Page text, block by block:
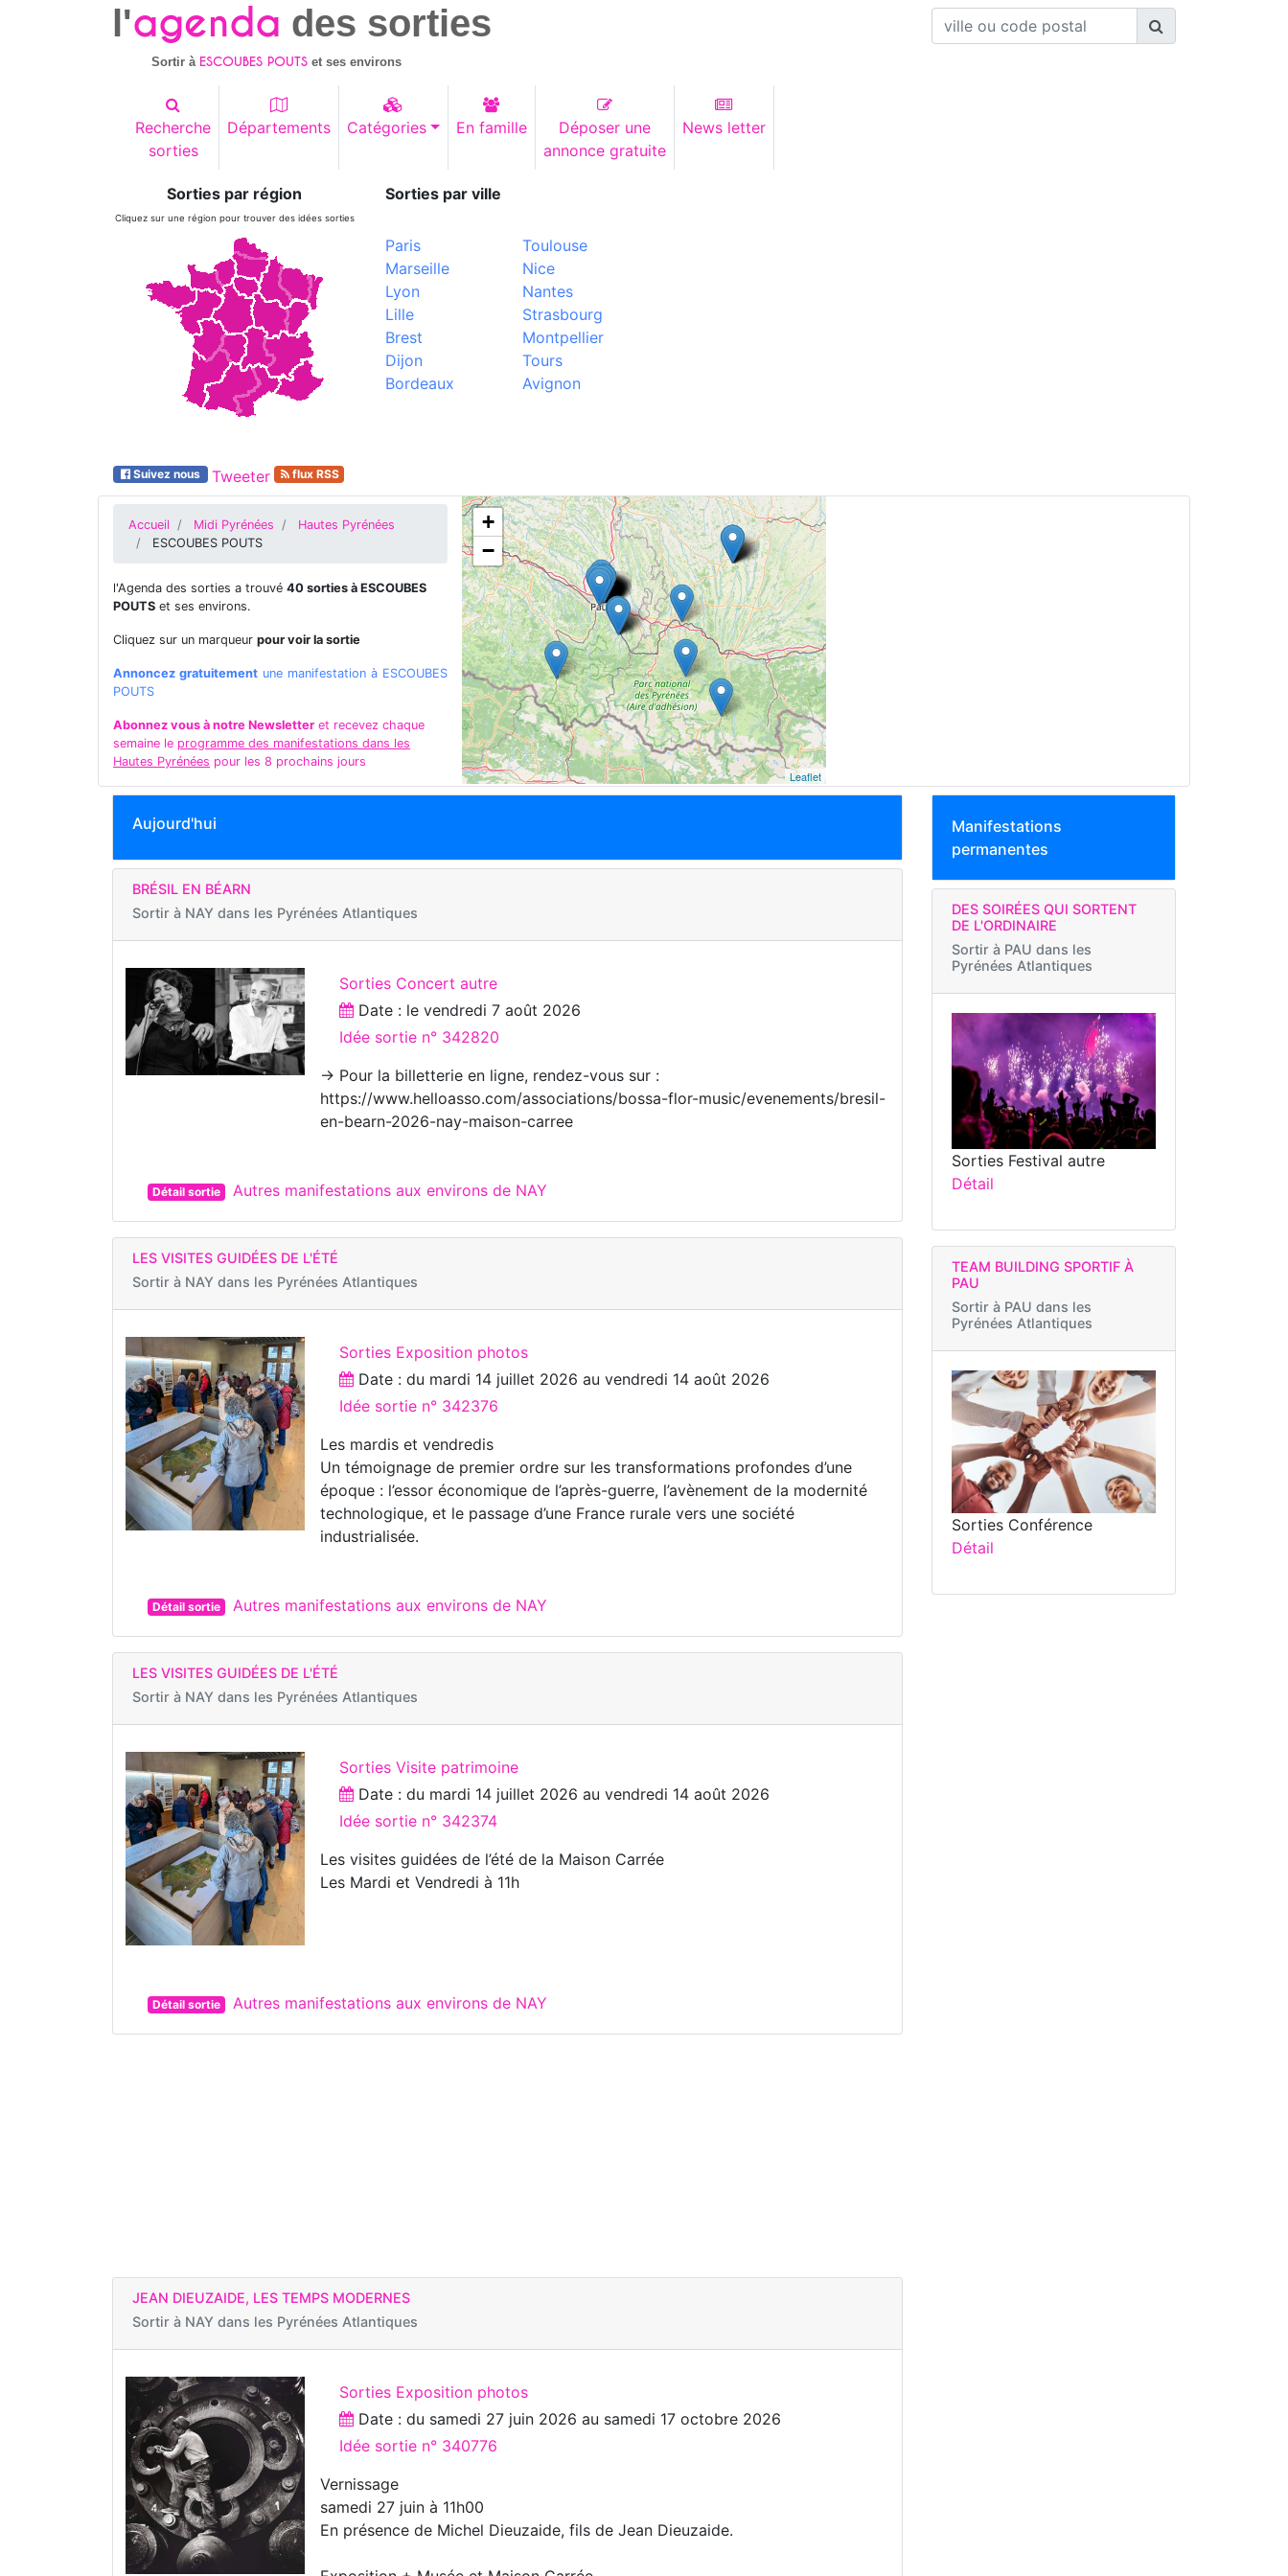
l'agenda des sorties
Sortir à ESCOUBES POUTS et ses environs
Recherche
sorties
Départements Catégories En famille
Déposer une
annonce gratuite
News letter
Sorties par région
Cliquez sur une région pour trouver des idées sorties
Sorties par ville
Paris
Marseille
Lyon
Lille
Brest
Dijon
Bordeaux
Toulouse
Nice
Nantes
Strasbourg
Montpellier
Tours
Avignon
Suivez nous Tweeter flux RSS
Accueil Midi Pyrénées
Hautes Pyrénées
ESCOUBES POUTS
l'Agenda des sorties a trouvé 40 sorties à ESCOUBES
POUTS et ses environs.
Cliquez sur un marqueur pour voir la sortie
Annoncez gratuitement une manifestation à ESCOUBES
POUTS
Abonnez vous à notre Newsletter et recevez chaque
semaine le programme des manifestations dans les
Hautes Pyrénées pour les 8 prochains jours
+
−
Leaflet
Aujourd'hui
BRÉSIL EN BÉARN
Sortir à NAY dans les Pyrénées Atlantiques
Sorties Concert autre
Date : levendredi 7 août 2026
Idée sortie n° 342820
→ Pour la billetterie en ligne, rendez-vous sur :
https://www.helloasso.com/associations/bossa-flor-music/evenements/bresil-
en-bearn-2026-nay-maison-carree
Détail sortie Autres manifestations aux environs de NAY
LES VISITES GUIDÉES DE L'ÉTÉ
Sortir à NAY dans les Pyrénées Atlantiques
Sorties Exposition photos
Date : du mardi 14 juillet 2026 auvendredi 14 août 2026
Idée sortie n° 342376
Les mardis et vendredis
Un témoignage de premier ordre sur les transformations profondes d’une
époque : l’essor économique de l’après-guerre, l’avènement de la modernité
technologique, et le passage d’une France rurale vers une société
industrialisée.
Détail sortie Autres manifestations aux environs de NAY
LES VISITES GUIDÉES DE L'ÉTÉ
Sortir à NAY dans les Pyrénées Atlantiques
Sorties Visite patrimoine
Date : du mardi 14 juillet 2026 auvendredi 14 août 2026
Idée sortie n° 342374
Les visites guidées de l’été de la Maison Carrée
Les Mardi et Vendredi à 11h
Détail sortie Autres manifestations aux environs de NAY
JEAN DIEUZAIDE, LES TEMPS MODERNES
Sortir à NAY dans les Pyrénées Atlantiques
Sorties Exposition photos
Date : du samedi 27 juin 2026 au samedi 17 octobre 2026
Idée sortie n° 340776
Vernissage
samedi 27 juin à 11h00
En présence de Michel Dieuzaide, fils de Jean Dieuzaide.
Manifestations
permanentes
DES SOIRÉES QUI SORTENT
DE L'ORDINAIRE
Sortir à PAU dans les
Pyrénées Atlantiques
Sorties Festival autre
Détail
TEAM BUILDING SPORTIF À
PAU
Sortir à PAU dans les
Pyrénées Atlantiques
Sorties Conférence
Détail